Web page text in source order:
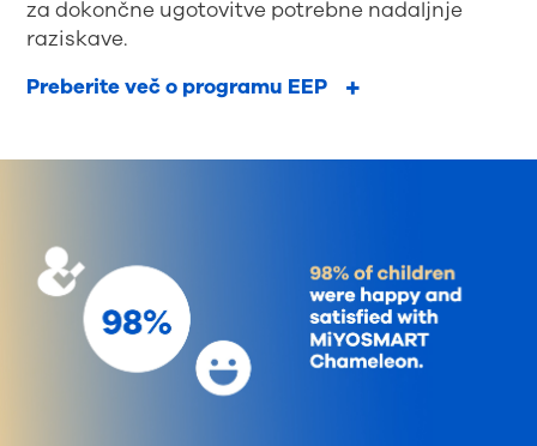
za dokončne ugotovitve potrebne nadaljnje
raziskave.
Preberite več o programu EEP